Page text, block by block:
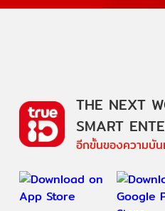
THE NEXT
SMART
อีกขั้นของความบั